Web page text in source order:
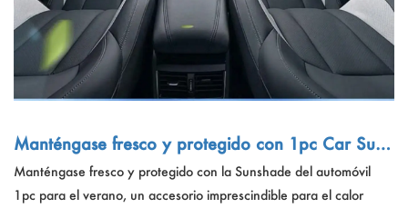
Manténgase fresco y protegido con 1pc Car Suns
hade para el verano
Manténgase fresco y protegido con la Sunshade del automóvil
1pc para el verano, un accesorio imprescindible para el calor